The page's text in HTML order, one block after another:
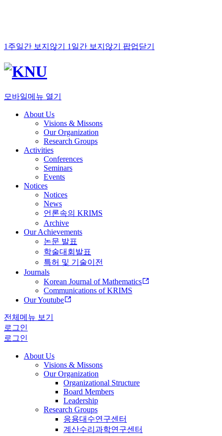
1주일간 보지않기 1일간 보지않기 팝업닫기
모바일메뉴 열기
About Us
Visions & Missons
Our Organization
Research Groups
Activities
Conferences
Seminars
Events
Notices
Notices
News
언론속의 KRIMS
Archive
Our Achievements
논문 발표
학술대회발표
특허 및 기술이전
Journals
Korean Journal of Mathematics
Communications of KRIMS
Our Youtube
전체메뉴 보기
로그인
로그인
About Us
Visions & Missons
Our Organization
Organizational Structure
Board Members
Leadership
Research Groups
응용대수연구센터
계산수리과학연구센터